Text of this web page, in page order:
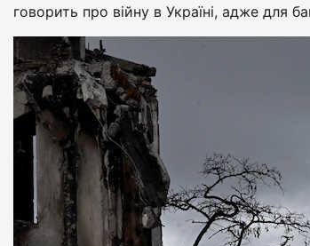
говорить про війну в Україні, адже для